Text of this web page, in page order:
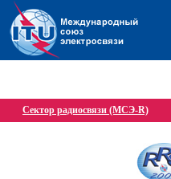
Сектор радиосвязи (МСЭ-R)